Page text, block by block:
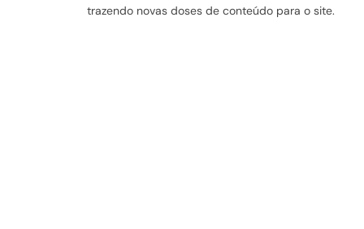
trazendo novas doses de conteúdo para o site.